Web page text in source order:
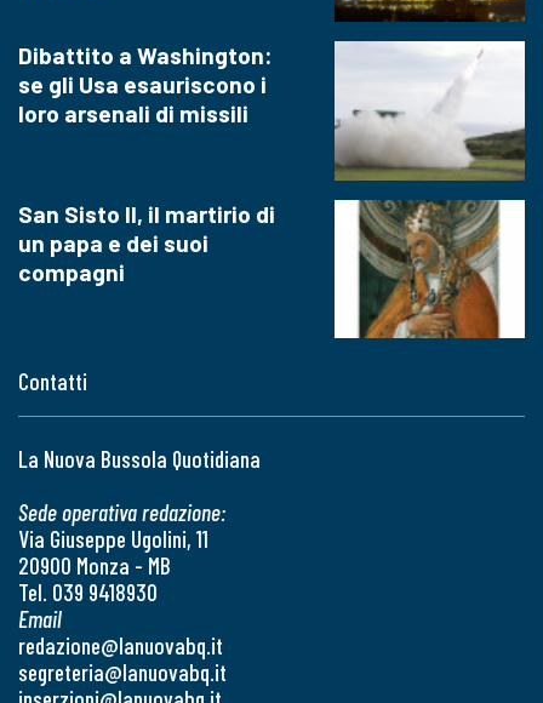
Contatti
La Nuova Bussola Quotidiana
Sede operativa redazione:
Via Giuseppe Ugolini, 11
20900 Monza - MB
Tel. 039 9418930
Email
redazione@lanuovabq.it
segreteria@lanuovabq.it
Dibattito a Washington:
se gli Usa esauriscono i
loro arsenali di missili
San Sisto II, il martirio di
un papa e dei suoi
compagni